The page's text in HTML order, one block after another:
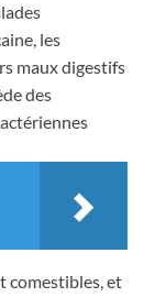
les
maux digestifs
des
comestibles, et